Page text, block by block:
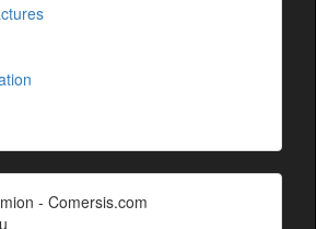
- Comersis.com